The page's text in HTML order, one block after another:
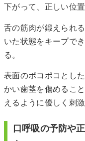
下がって、正しい位
舌の筋肉が鍛えられ
いた状態をキープで
る。
表面のポコポコとし
かい歯茎を傷めるこ
えるように優しく刺激
口呼吸の予防や